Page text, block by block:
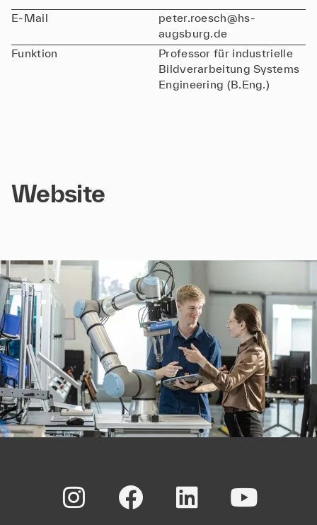
E-Mail
peter.roesch@hs-
augsburg.de
Funktion
Professor für industrielle
Bildverarbeitung Systems
Engineering (B.Eng.)
Website